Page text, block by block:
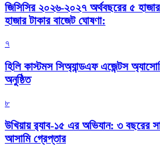
জিসিসির ২০২৬-২০২৭ অর্থবছরের ৫
হাজার টাকার বাজেট ঘোষণা:
৭
হিলি কাস্টমস সিঅ্যান্ডএফ এজেন্টস
অনুষ্ঠিত
৮
উখিয়ায় র‍্যাব-১৫ এর অভিযান: ৩ বছরের
আসামি গ্রেপ্তার